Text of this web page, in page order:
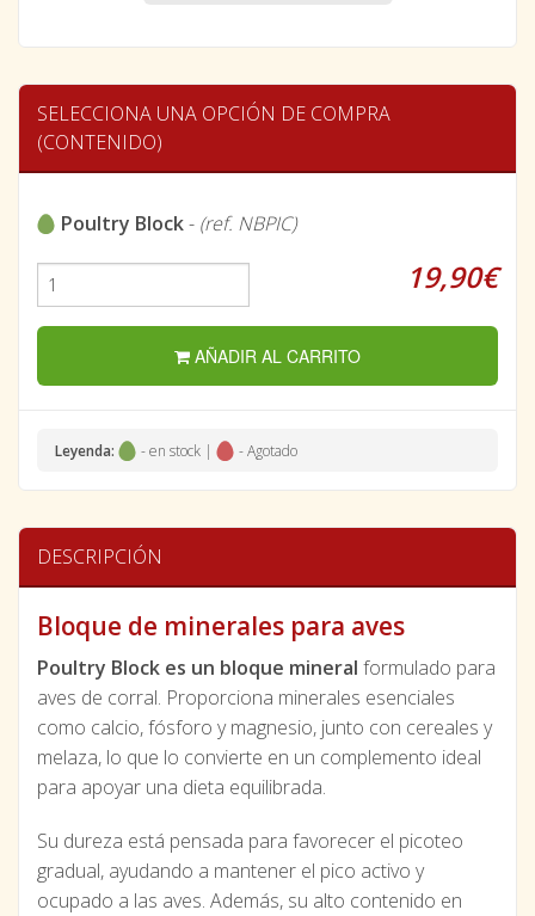
SELECCIONA UNA OPCIÓN DE COMPRA
(CONTENIDO)
Poultry Block- (ref. NBPIC)
19,90€
AÑADIR AL CARRITO
Leyenda: - en stock | - Agotado
DESCRIPCIÓN
Bloque de minerales para aves
Poultry Block es un bloque mineral formulado para
aves de corral. Proporciona minerales esenciales
como calcio, fósforo y magnesio, junto con cereales y
melaza, lo que lo convierte en un complemento ideal
para apoyar una dieta equilibrada.
Su dureza está pensada para favorecer el picoteo
gradual, ayudando a mantener el pico activo y
ocupado a las aves. Además, su alto contenido en